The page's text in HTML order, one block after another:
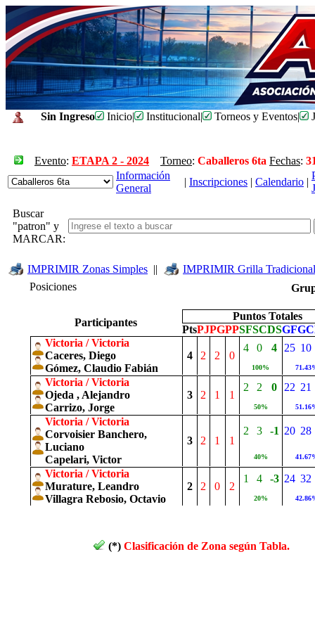
Sin Ingreso Inicio| Institucional| Torneos y Eventos|
Evento: ETAPA 2 - 2024 Torneo: Caballeros 6ta Fechas:
Información
General
| Inscripciones | Calendario |
Buscar
"patron" y
MARCAR:
IMPRIMIR Zonas Simples ||
IMPRIMIR Grilla Tradicional
Posiciones
Participantes
Puntos Totales
PtsPJPGPPSFSCDSGFGC
Victoria / Victoria
Caceres, Diego
Gómez, Claudio Fabián
4 2 2 0
4 0 4 25 10
100%
Victoria / Victoria
Ojeda , Alejandro
Carrizo, Jorge
3 2 1 1
2 2 0 22 21
50%
Victoria / Victoria
Corvoisier Banchero,
Luciano
Capelari, Victor
3 2 1 1
2 3 -1 20 28
40%
Victoria / Victoria
Murature, Leandro
Villagra Rebosio, Octavio
2 2 0 2
1 4 -3 24 32
20%
(*) Clasificación de Zona según Tabla.